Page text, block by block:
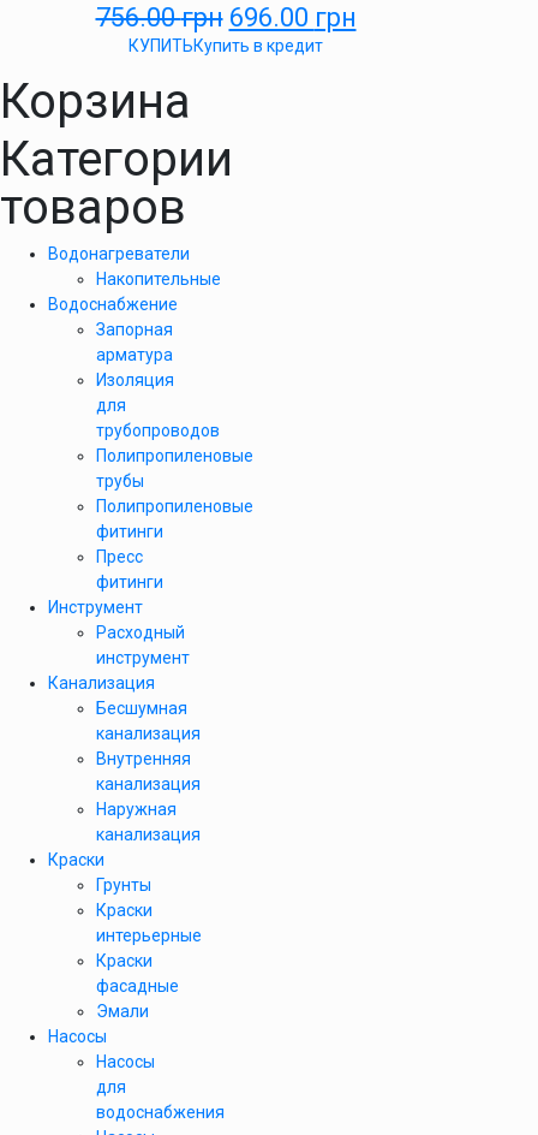
756.00грн 696.00 грн
КУПИТЬКупить в кредит
Корзина
Категории
товаров
Водонагреватели
Накопительные
Водоснабжение
Запорная
арматура
Изоляция
для
трубопроводов
Полипропиленовые
трубы
Полипропиленовые
фитинги
Пресс
фитинги
Инструмент
Расходный
инструмент
Канализация
Бесшумная
канализация
Внутренняя
канализация
Наружная
канализация
Краски
Грунты
Краски
интерьерные
Краски
фасадные
Эмали
Насосы
Насосы
для
водоснабжения